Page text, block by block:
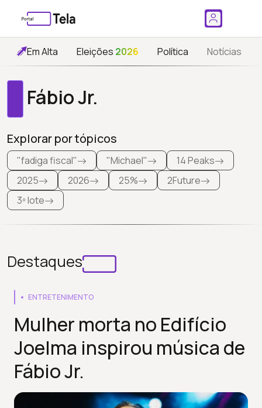
Em Alta Eleições 2026 Política Notícias
Fábio Jr.
Explorar por tópicos
"fadiga fiscal" "Michael"
14 Peaks
2025
2026 25%
2Future
3º lote
Destaques
ENTRETENIMENTO
Mulher morta no Edifício
Joelma inspirou música de
Fábio Jr.